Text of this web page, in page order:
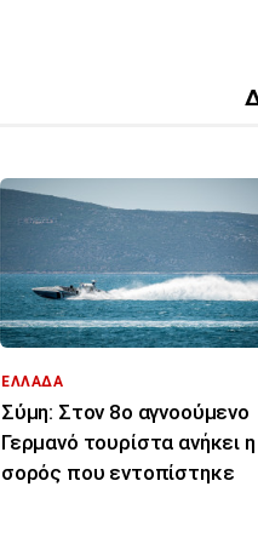
ΕΛΛΑΔΑ
Σύμη: Στον 8ο αγνοούμενο
Γερμανό τουρίστα ανήκει η
σορός που εντοπίστηκε